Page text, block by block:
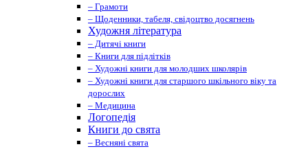
– Грамоти
– Щоденники, табеля, свідоцтво досягнень
Художня література
– Дитячі книги
– Книги для підлітків
– Художні книги для молодших школярів
– Художні книги для старшого шкільного віку та
дорослих
– Медицина
Логопедія
Книги до свята
– Весняні свята